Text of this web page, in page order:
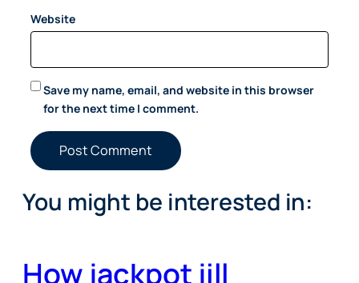
Website
Save my name, email, and website in this browser
for the next time I comment.
You might be interested in:
How jackpot jill